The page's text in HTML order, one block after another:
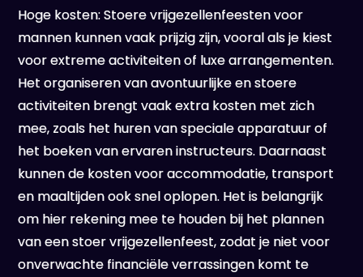
Hoge kosten: Stoere vrijgezellenfeesten voor
mannen kunnen vaak prijzig zijn, vooral als je kiest
voor extreme activiteiten of luxe arrangementen.
Het organiseren van avontuurlijke en stoere
activiteiten brengt vaak extra kosten met zich
mee, zoals het huren van speciale apparatuur of
het boeken van ervaren instructeurs. Daarnaast
kunnen de kosten voor accommodatie, transport
en maaltijden ook snel oplopen. Het is belangrijk
om hier rekening mee te houden bij het plannen
van een stoer vrijgezellenfeest, zodat je niet voor
onverwachte financiële verrassingen komt te